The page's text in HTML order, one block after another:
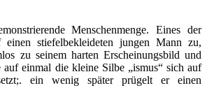
Menschenmenge. Eines der
stiefelbekleideten jungen Mann zu,
zu seinem harten Erscheinungsbild und
auf einmal die kleine Silbe „ismus“ sich auf
ein wenig später prügelt er einen